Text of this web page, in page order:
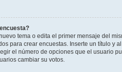
tema o edita el primer mensaje del
para crear encuestas. Inserte un título y
el número de opciones que el usuario
cambiar su votos.